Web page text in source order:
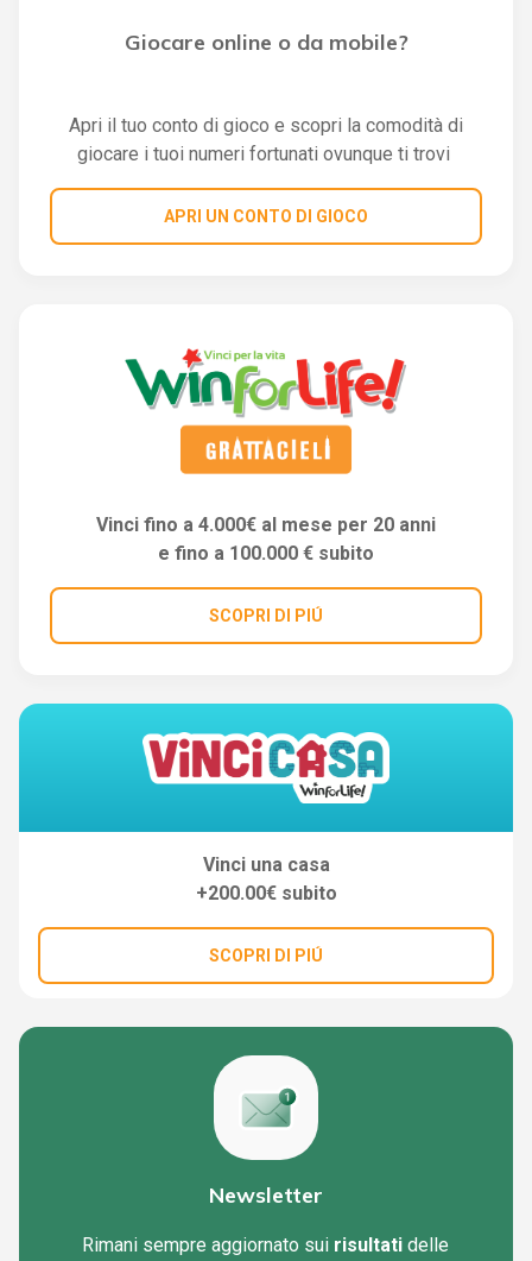
Giocare online o da mobile?
Apri il tuo conto di gioco e scopri la comodità di
giocare i tuoi numeri fortunati ovunque ti trovi
APRI UN CONTO DI GIOCO
Vinci fino a 4.000€ al mese per 20 anni
e fino a 100.000 € subito
SCOPRI DI PIÚ
Vinci una casa
+200.00€ subito
SCOPRI DI PIÚ
Newsletter
Rimani sempre aggiornato sui risultati delle